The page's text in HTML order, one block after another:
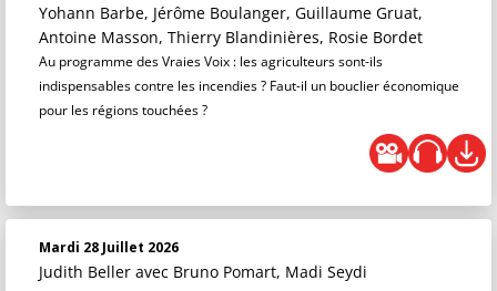
Yohann Barbe, Jérôme Boulanger, Guillaume Gruat,
Antoine Masson, Thierry Blandinières, Rosie Bordet
Au programme des Vraies Voix : les agriculteurs sont-ils
indispensables contre les incendies ? Faut-il un bouclier économique
pour les régions touchées ?
Mardi 28 Juillet 2026
Judith Beller avec Bruno Pomart, Madi Seydi